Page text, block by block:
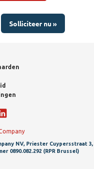
Solliciteer nu »
NV, Priester Cuypersstraat 3,
0890.082.292 (RPR Brussel)